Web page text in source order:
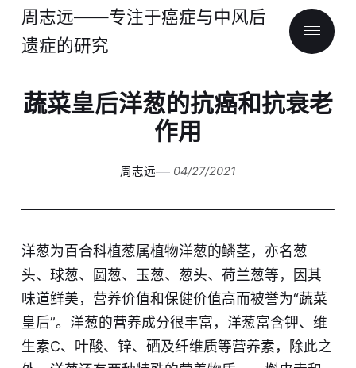
周志远——专注于癌症与中风后
遗症的研究
蔬菜皇后洋葱的抗癌和抗衰老
作用
周志远 04/27/2021
洋葱为百合科植葱属植物洋葱的鳞茎，亦名葱
头、球葱、圆葱、玉葱、葱头、荷兰葱等，因其
味道鲜美，营养价值和保健价值高而被誉为“蔬菜
皇后”。洋葱的营养成分很丰富，洋葱富含钾、维
生素C、叶酸、锌、硒及纤维质等营养素，除此之